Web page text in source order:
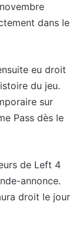
dans le
eu droit
du jeu.
sur
Pass dès le
de Left 4
annonce.
droit le jour